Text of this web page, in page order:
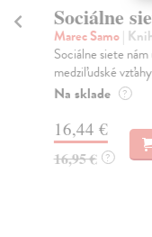
Sociálne
Marec Samo|
Sociálne siete
medziľudské
Na sklade ?
16,44 €
16,95 € ?